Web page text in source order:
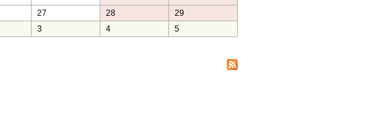
27 28
29
3 4 5